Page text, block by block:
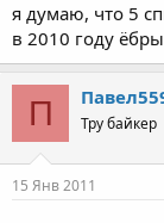
я думаю, что 5
в 2010 году
П Тру байкер
15 Янв 2011